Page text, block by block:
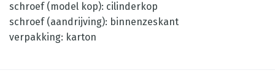
schroef (model kop): cilinderkop
schroef (aandrijving): binnenzeskant
verpakking: karton